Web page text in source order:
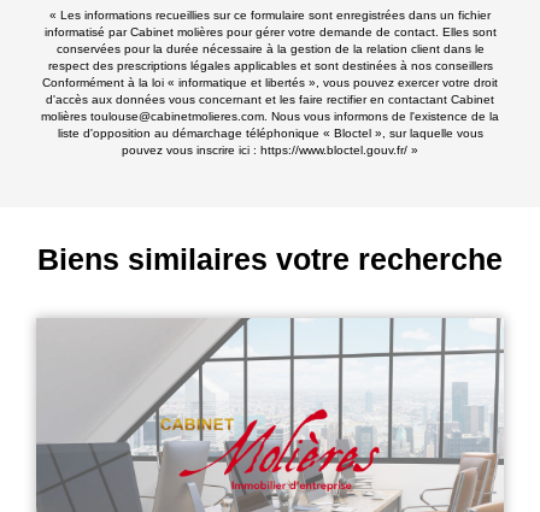
« Les informations recueillies sur ce formulaire sont enregistrées dans un fichier
informatisé par Cabinet molières pour gérer votre demande de contact. Elles sont
conservées pour la durée nécessaire à la gestion de la relation client dans le
respect des prescriptions légales applicables et sont destinées à nos conseillers
Conformément à la loi « informatique et libertés », vous pouvez exercer votre droit
d'accès aux données vous concernant et les faire rectifier en contactant Cabinet
molières toulouse@cabinetmolieres.com. Nous vous informons de l'existence de la
liste d'opposition au démarchage téléphonique « Bloctel », sur laquelle vous
pouvez vous inscrire ici : https://www.bloctel.gouv.fr/ »
Biens similaires votre recherche